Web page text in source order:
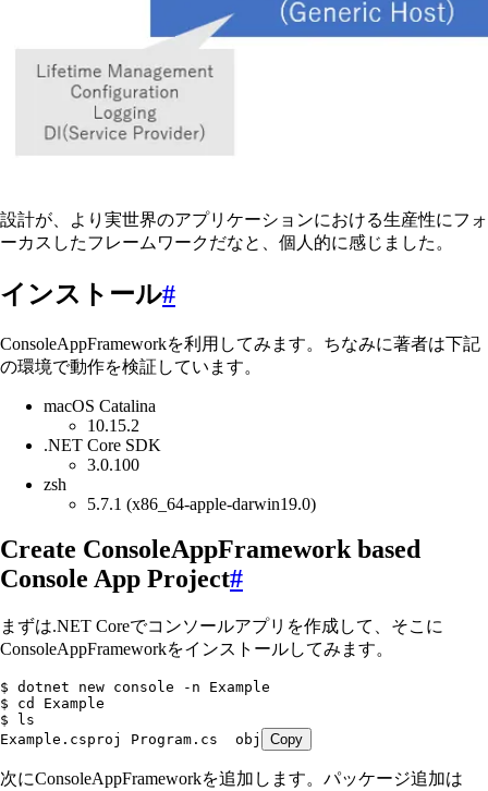
設計が、より実世界のアプリケーションにおける生産性にフォ
ーカスしたフレームワークだなと、個人的に感じました。
インストール#
ConsoleAppFrameworkを利用してみます。ちなみに著者は下記
の環境で動作を検証しています。
macOS Catalina
10.15.2
.NET Core SDK
3.0.100
zsh
5.7.1 (x86_64-apple-darwin19.0)
Create ConsoleAppFramework based
Console App Project#
まずは.NET Coreでコンソールアプリを作成して、そこに
ConsoleAppFrameworkをインストールしてみます。
$ dotnet new console -n Example
$ cd Example
$ ls
Example.csproj Program.cs  obj
Copy
次にConsoleAppFrameworkを追加します。パッケージ追加は